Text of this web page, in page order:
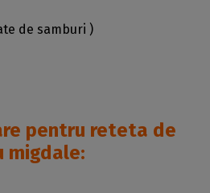
de samburi )
pentru reteta de
migdale: